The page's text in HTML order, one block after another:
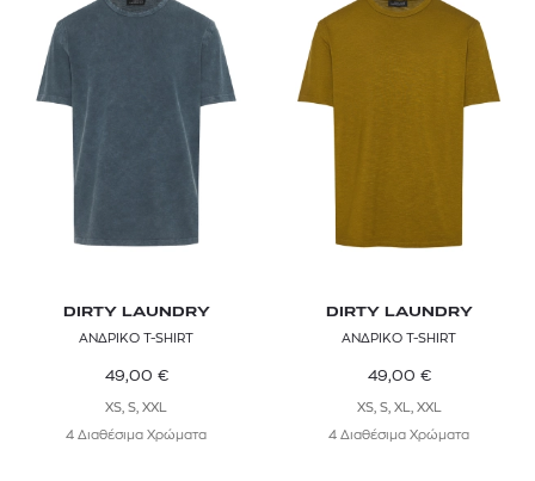
DIRTY LAUNDRY
ΑΝΔΡΙΚΟ T-SHIRT
49,00 €
XS, S, XXL
4 Διαθέσιμα Χρώματα
DIRTY LAUNDRY
ΑΝΔΡΙΚΟ T-SHIRT
49,00 €
XS, S, XL, XXL
4 Διαθέσιμα Χρώματα